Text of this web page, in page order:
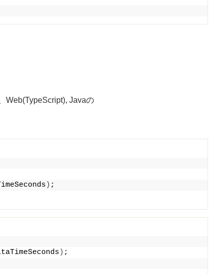
Web(TypeScript), Javaの
) ;
) ;